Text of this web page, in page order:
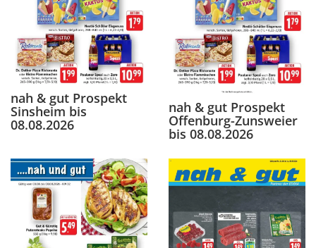
nah & gut Prospekt
Sinsheim bis
08.08.2026
nah & gut Prospekt
Offenburg-Zunsweier
bis 08.08.2026